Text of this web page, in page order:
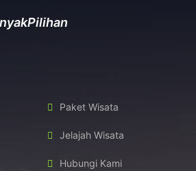
Paket Wisata
Jelajah Wisata
Hubungi Kami